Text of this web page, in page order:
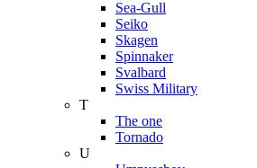
Sea-Gull
Seiko
Skagen
Spinnaker
Svalbard
Swiss Military
T
The one
Tornado
U